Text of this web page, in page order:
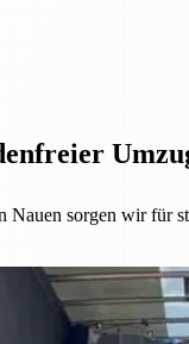
Nauen sorgen wir für